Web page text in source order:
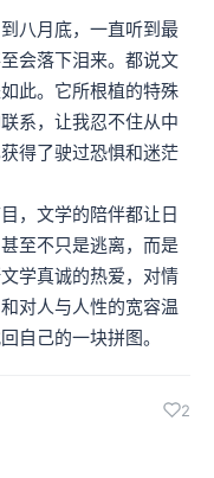
八月底，一直听到最
会落下泪来。都说文
此。它所根植的特殊
系，让我忍不住从中
得了驶过恐惧和迷茫
，文学的陪伴都让日
至不只是逃离，而是
学真诚的热爱，对情
对人与人性的宽容温
自己的一块拼图。
2